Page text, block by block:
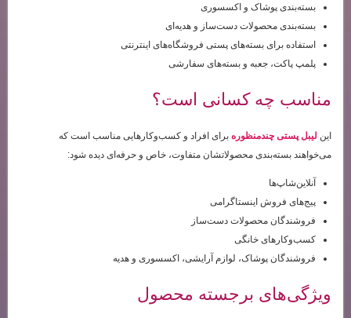
بسته‌بندی پوشاک و اکسسوری
بسته‌بندی محصولات دست‌ساز و هدیه‌ای
استفاده برای بسته‌های پستی فروشگاه‌های اینترنتی
پلمپ پاکت، جعبه و بسته‌های سفارشی
مناسب چه کسانی است؟
این لیبل پستی چندمنظوره برای افراد و کسب‌وکارهایی مناسب است که
می‌خواهند بسته‌بندی محصولاتشان متفاوت، خاص و حرفه‌ای دیده شود:
آنلاین‌شاپ‌ها
پیج‌های فروش اینستاگرامی
فروشندگان محصولات دست‌ساز
کسب‌وکارهای خانگی
فروشندگان پوشاک، لوازم آرایشی، اکسسوری و هدیه
ویژگی‌های برجسته محصول